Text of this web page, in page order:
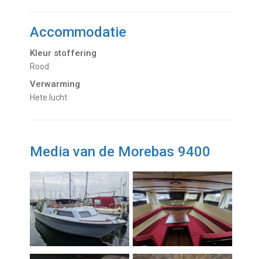
Accommodatie
Kleur stoffering
Rood
Verwarming
hete lucht
Media van de Morebas 9400